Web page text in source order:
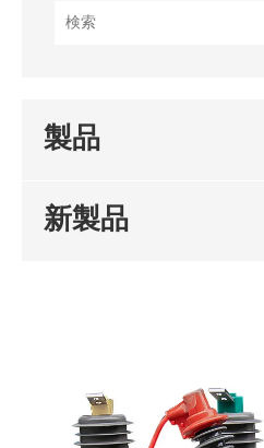
製品
新製品